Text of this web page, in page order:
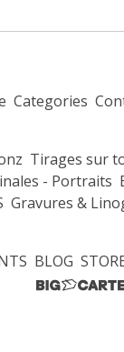
Categories
Tirages sur
- Portraits
Gravures &
BLOG